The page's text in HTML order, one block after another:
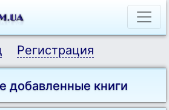
Регистрация
добавленные книги